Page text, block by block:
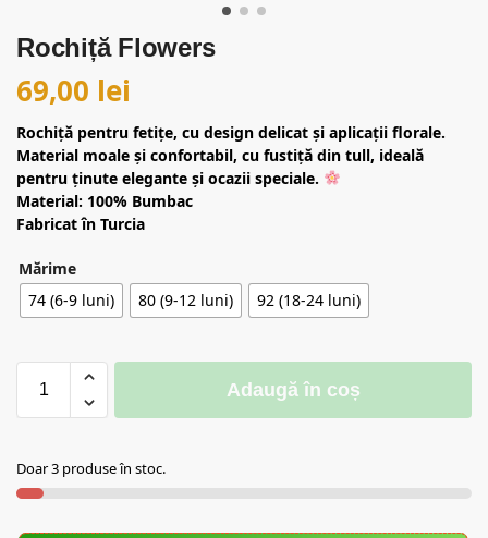
Rochiță Flowers
69,00 lei
Rochiță pentru fetițe, cu design delicat și aplicații florale.
Material moale și confortabil, cu fustiță din tull, ideală
pentru ținute elegante și ocazii speciale.
Material: 100% Bumbac
Fabricat în Turcia
Mărime
74 (6-9 luni)
80 (9-12 luni) 92 (18-24 luni)
Adaugă în coș
Doar 3 produse în stoc.